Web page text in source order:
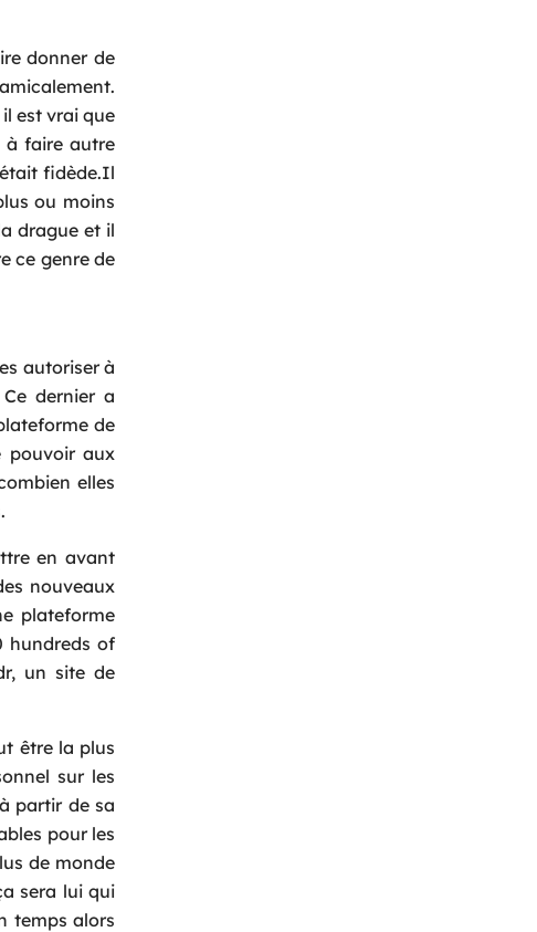
donner de
est vrai que
à faire autre
fidède.Il
ou moins
drague et il
ce genre de
autoriser à
dernier a
de
pouvoir aux
elles
en avant
nouveaux
plateforme
hundreds of
un site de
être la plus
sur les
partir de sa
pour les
de monde
sera lui qui
temps alors